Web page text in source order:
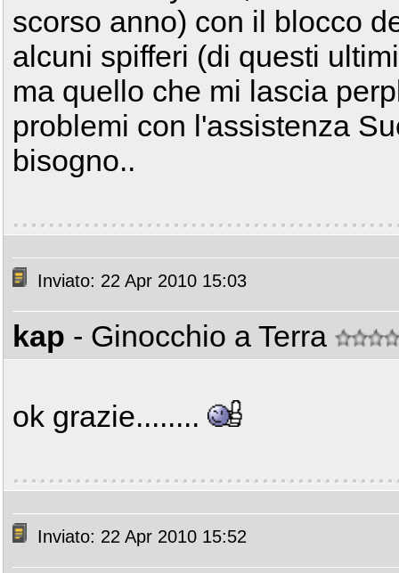
scorso anno) con il blocco
alcuni spifferi (di questi
ma quello che mi lascia
problemi con l'assistenza
bisogno..
Inviato: 22 Apr 2010 15:03
kap - Ginocchio a Terra
ok grazie........
Inviato: 22 Apr 2010 15:52